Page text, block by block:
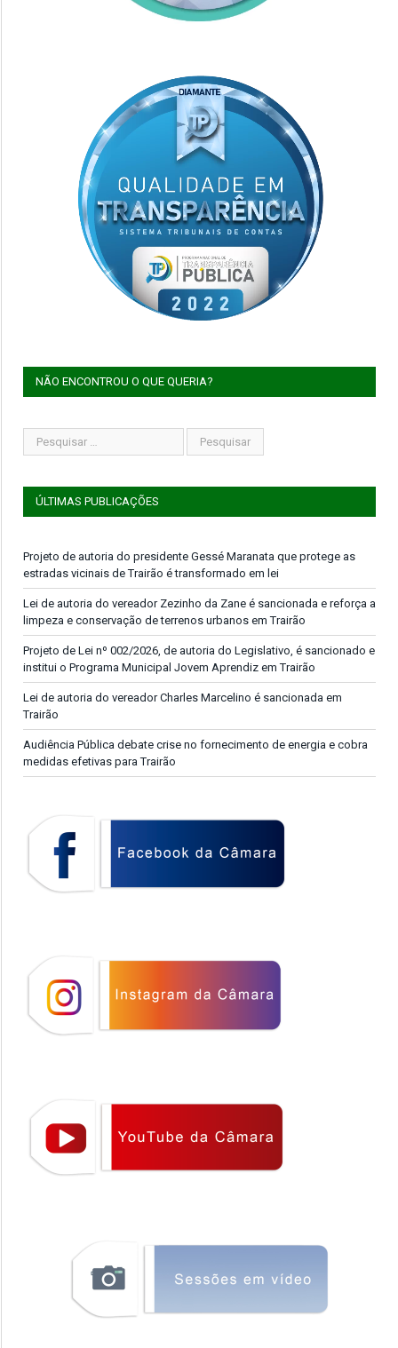
NÃO ENCONTROU O QUE QUERIA?
ÚLTIMAS PUBLICAÇÕES
Projeto de autoria do presidente Gessé Maranata que protege as
estradas vicinais de Trairão é transformado em lei
Lei de autoria do vereador Zezinho da Zane é sancionada e reforça a
limpeza e conservação de terrenos urbanos em Trairão
Projeto de Lei nº 002/2026, de autoria do Legislativo, é sancionado e
institui o Programa Municipal Jovem Aprendiz em Trairão
Lei de autoria do vereador Charles Marcelino é sancionada em
Trairão
Audiência Pública debate crise no fornecimento de energia e cobra
medidas efetivas para Trairão